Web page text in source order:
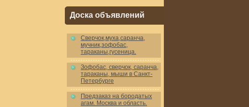
Доска объявлений
Cверчок,муха,саранча,
мучник,зофобас,
тараканы,гусеница.
Зофобас, сверчок, саранча,
тараканы, мыши в Санкт-
Петербурге
Предзаказ на бородатых
агам. Москва и область.